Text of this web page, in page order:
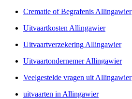
Crematie of Begrafenis Allingawier
Uitvaartkosten Allingawier
Uitvaartverzekering Allingawier
Uitvaartondernemer Allingawier
Veelgestelde vragen uit Allingawier
uitvaarten in Allingawier